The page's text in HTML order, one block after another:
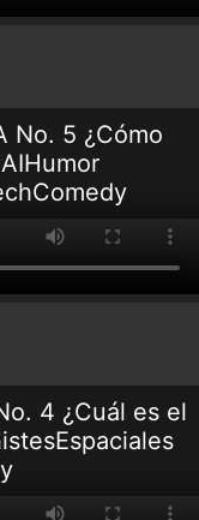
No. 5 ¿Cómo
4 ¿Cuál es el